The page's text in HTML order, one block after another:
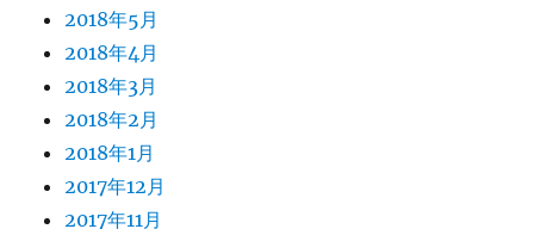
2018年5月
2018年4月
2018年3月
2018年2月
2018年1月
2017年12月
2017年11月